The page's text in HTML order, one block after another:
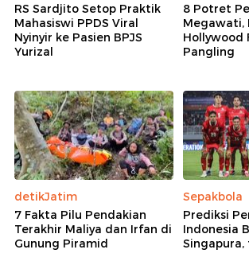
RS Sardjito Setop Praktik
Mahasiswi PPDS Viral
Nyinyir ke Pasien BPJS
Yurizal
8 Potret
Megawati,
Hollywood
Pangling
detikJatim
7 Fakta Pilu Pendakian
Terakhir Maliya dan Irfan di
Gunung Piramid
Sepakbola
Prediksi
Indonesia
Singapura,